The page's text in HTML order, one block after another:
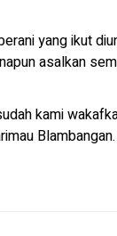
yang ikut
asalkan
kami